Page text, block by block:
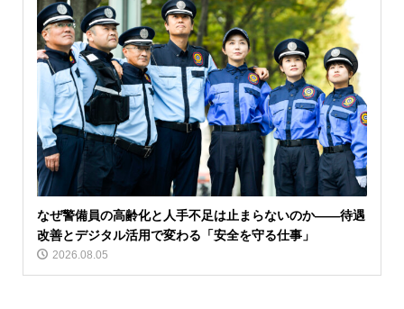
なぜ警備員の高齢化と人手不足は止まらないのか――待遇
改善とデジタル活用で変わる「安全を守る仕事」
2026.08.05